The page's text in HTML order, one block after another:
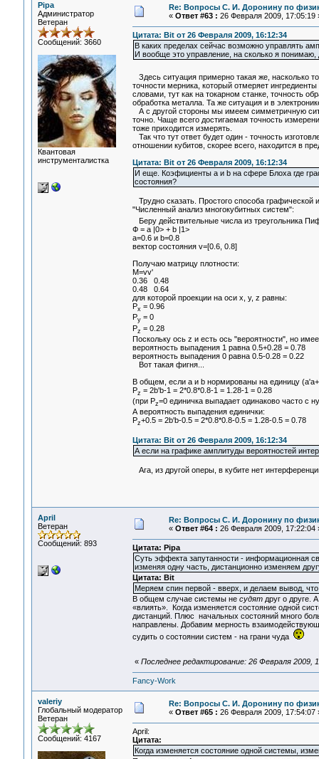
Pipa
Администратор
Ветеран
Сообщений: 3660
Квантовая
инструменталистка
Re: Вопросы С. И. Доронину по
« Ответ #63 : 26 Февраля 2009, 17:05:19
Цитата: Bit от 26 Февраля 2009, 16:12:34
В каких пределах сейчас возможно управлять
И вообще это управление, на сколько я понимаю,
Здесь ситуация примерно такая же, насколько
точности мерника, который отмеряет
словами, тут как на токарном станке, точность
обработка металла. Та же ситуация и в
А с другой стороны мы имеем симметричную
точно. Чаще всего достигаемая точность
тоже приходится измерять.
Так что тут ответ будет один - точность
отношении кубитов, скорее всего, находится в
Цитата: Bit от 26 Февраля 2009, 16:12:34
И еще. Коэфициенты a и b на сфере Блоха где
состояния?
Трудно сказать. Простого способа
"Численный анализ многокубитных систем":
Беру действительные числа из треугольника
Ф = a |0> + b |1>
a=0.6 и b=0.8
вектор состояния v=[0.6, 0.8]
Получаю матрицу плотности:
M=vv'
0.36 0.48
0.48 0.64
для которой проекции на оси x, y, z равны:
Px = 0.96
Py= 0
Pz = 0.28
Поскольку ось z и есть ось "вероятности", но
вероятность выпадения 1 равна 0.5+0.28 = 0.78
вероятность выпадения 0 равна 0.5-0.28 = 0.22
Вот такая фигня...
В общем, если a и b нормированы на единицу
Pz = 2b'b-1 = 2*0.8*0.8-1 = 1.28-1 = 0.28
(при Pz=0 единичка выпадает одинаково часто с
А вероятность выпадения единички:
Pz+0.5 = 2b'b-0.5 = 2*0.8*0.8-0.5 = 1.28-0.5 = 0.78
Цитата: Bit от 26 Февраля 2009, 16:12:34
А если на графике амплитуды вероятностей
Ага, из другой оперы, в кубите нет
April
Ветеран
Сообщений: 893
Re: Вопросы С. И. Доронину по
« Ответ #64 : 26 Февраля 2009, 17:22:04
Цитата: Pipa
Суть эффекта запутанности - информационная
изменяя одну часть, дистанционно изменяем
Цитата: Bit
Меряем спин первой - вверх, и делаем вывод, что
В общем случае системы не судятдруг о друге.
«влиять». Когда изменяется состояние одной
дистанций. Плюс начальных состояний много
направлены. Добавим мерность
судить о состоянии систем - на грани чуда
« Последнее редактирование: 26 Февраля 2009,
Fancy-Work
valeriy
Глобальный модератор
Ветеран
Сообщений: 4167
Re: Вопросы С. И. Доронину по
« Ответ #65 : 26 Февраля 2009, 17:54:07
April:
Цитата:
Когда изменяется состояние одной системы,